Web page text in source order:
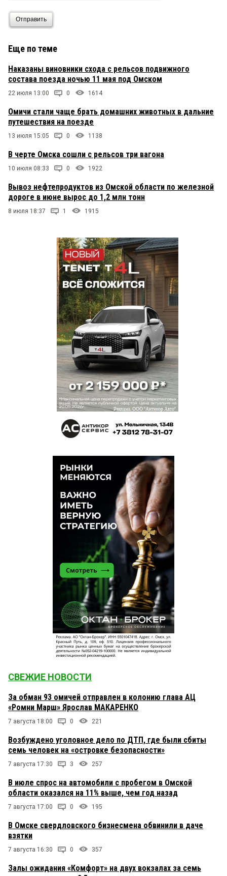
Отправить
Еще по теме
Наказаны виновники схода с рельсов подвижного
состава поезда ночью 11 мая под Омском
22 июля 13:00 0 1614
Омичи стали чаще брать домашних животных в дальние
путешествия на поезде
13 июля 15:05 0 1138
В черте Омска сошли с рельсов три вагона
10 июля 08:33 0 1922
Вывоз нефтепродуктов из Омской области по железной
дороге в июне вырос до 1,2 млн тонн
8 июля 18:37 1 1915
СВЕЖИЕ НОВОСТИ
За обман 93 омичей отправлен в колонию глава АЦ
«Ромни Марш» Ярослав МАКАРЕНКО
7 августа 18:00 0 221
Возбуждено уголовное дело по ДТП, где были сбиты
семь человек на «островке безопасности»
7 августа 17:30 3 257
В июле спрос на автомобили с пробегом в Омской
области оказался на 11% выше, чем год назад
7 августа 17:00 0 195
В Омске свердловского бизнесмена обвинили в даче
взятки
7 августа 16:30 0 357
Залы ожидания «Комфорт» на двух вокзалах за семь